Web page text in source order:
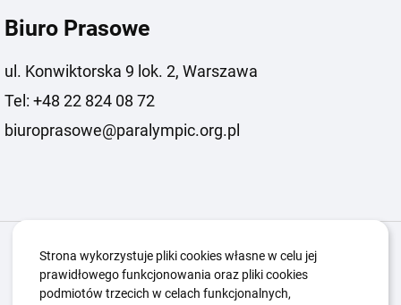
Biuro Prasowe
ul. Konwiktorska 9 lok. 2, Warszawa
Tel: +48 22 824 08 72
biuroprasowe@paralympic.org.pl
Igrzyska Paralimpijskie O nas
Kwalifikacje ZSK
Kluby Aktualności
Strona wykorzystuje pliki cookies własne w celu jej
prawidłowego funkcjonowania oraz pliki cookies
podmiotów trzecich w celach funkcjonalnych,